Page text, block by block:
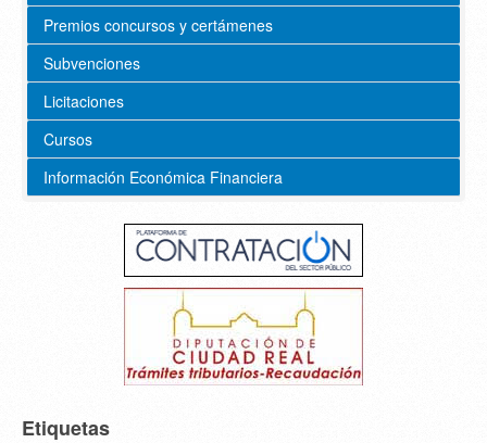
Premios concursos y certámenes
Subvenciones
Licitaciones
Cursos
Información Económica Financiera
Etiquetas